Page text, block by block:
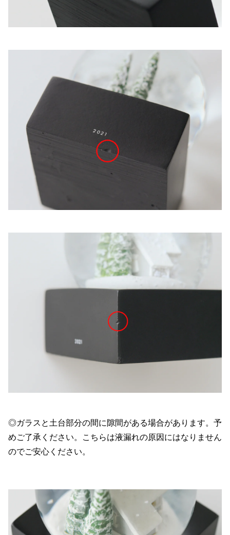
◎ガラスと土台部分の間に隙間がある場合があります。予
めご了承ください。こちらは液漏れの原因にはなりません
のでご安心ください。